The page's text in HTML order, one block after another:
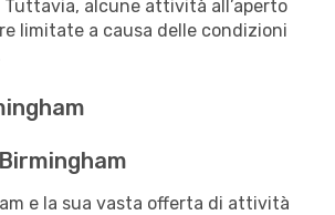
Tuttavia, alcune attività all’aperto
limitate a causa delle condizioni
e la sua vasta offerta di attività